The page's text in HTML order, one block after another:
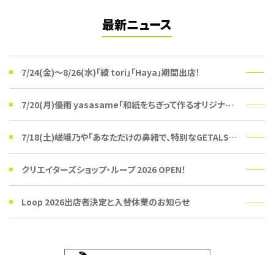
最新ニュース
7/24(金)〜8/26(水)「綾 tori」「Haya」期間出店！
7/20(月)優雨 yasasame「和紙をちぎって作るオリジナルうちわ」ワークショップ
7/18(土)嵯峨乃や「あなただけの鼻緒で、特別なGETALSを。」受注会
クリエイターズショップ・ループ 2026 OPEN！
Loop 2026出店者決定と入替休業のお知らせ